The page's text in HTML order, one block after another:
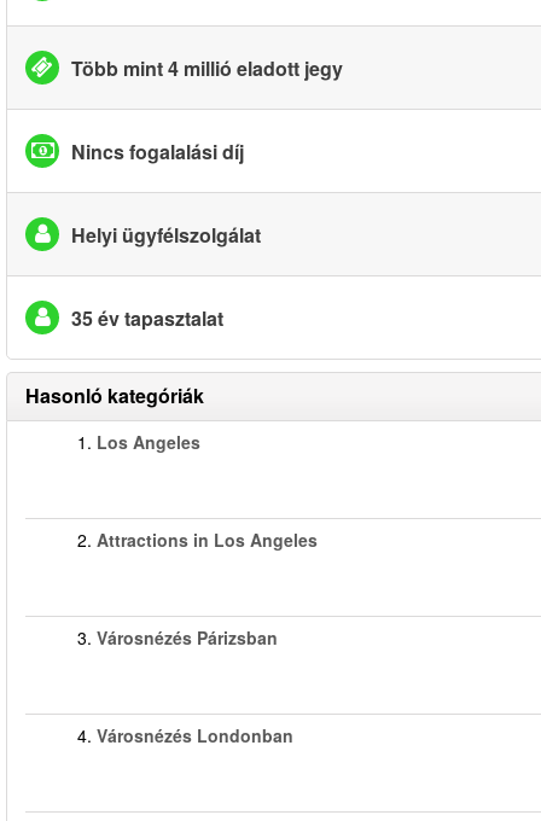
Több mint 4 millió eladott jegy
Nincs fogalalási díj
Helyi ügyfélszolgálat
35 év tapasztalat
Hasonló kategóriák
1. Los Angeles
2. Attractions in Los Angeles
3. Városnézés Párizsban
4. Városnézés Londonban